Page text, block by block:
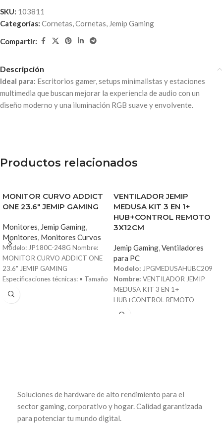
SKU: 103811
Categorías: Cornetas,Cornetas, Jemip Gaming
Compartir:
Descripción
Ideal para: Escritorios gamer, setups minimalistas y estaciones
multimedia que buscan mejorar la experiencia de audio con un
diseño moderno y una iluminación RGB suave y envolvente.
Productos relacionados
MONITOR CURVO ADDICT
ONE 23.6″ JEMIP GAMING
Monitores, Jemip Gaming,
Monitores, Monitores Curvos
Modelo: JP180C-248G Nombre:
MONITOR CURVO ADDICT ONE
23.6" JEMIP GAMING
Especificaciones técnicas: • Tamaño
de pantalla: 23.6 pulgadas •
Resolución: Full HD (1920 x 1080) •
frecuencia de actualización y
colores vibrantes. Este monitor
combina rendimiento, estilo y
funcionalidad, siendo perfecto para
VENTILADOR JEMIP
MEDUSA KIT 3 EN 1+
HUB+CONTROL REMOTO
3X12CM
Jemip Gaming,Ventiladores
para PC
Modelo: JPGMEDUSAHUBC209
Nombre: VENTILADOR JEMIP
MEDUSA KIT 3 EN 1+
HUB+CONTROL REMOTO
3x12CM
(Hydraulic Bearing) • Velocidad de
rotación: 800 – 1600 RPM ±10% •
Nivel de ruido: 6 – 28.5 dBA ±10%
Soluciones de hardware de alto rendimiento para el
sector gaming, corporativo y hogar. Calidad garantizada
para potenciar tu mundo digital.